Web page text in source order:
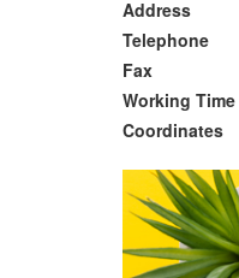
Address
Telephone
Fax
Working Time
Coordinates